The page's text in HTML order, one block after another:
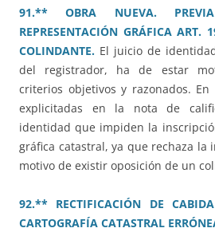
91.** OBRA NUEVA.
REPRESENTACIÓN GRÁFICA ART.
COLINDANTE. El juicio de
del registrador, ha de estar
criterios objetivos y razonados.
explicitadas en la nota de
identidad que impiden la
gráfica catastral, ya que rechaza la
motivo de existir oposición de un
92.** RECTIFICACIÓN DE
CARTOGRAFÍA CATASTRAL